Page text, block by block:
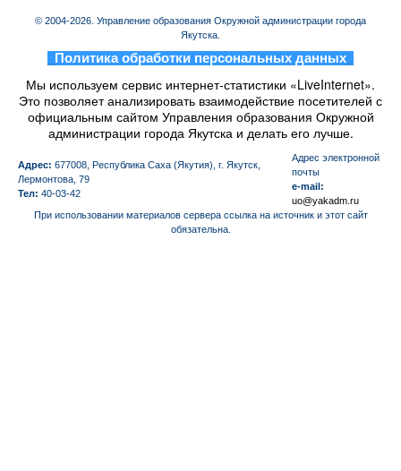
© 2004-2026. Управление образования Окружной администрации города
Якутска.
Политика обработки персональных данных
Мы используем сервис интернет-статистики «LiveInternet».
Это позволяет анализировать взаимодействие посетителей с
официальным сайтом Управления образования Окружной
администрации города Якутска и делать его лучше.
Адрес: 677008, Республика Саха (Якутия), г. Якутск,
Лермонтова, 79
Тел: 40-03-42
Aдрес электронной
почты
e-mail:
uo@yakadm.ru
При использовании материалов сервера ссылка на источник и этот сайт
обязательна.